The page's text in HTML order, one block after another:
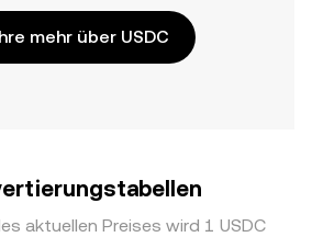
mehr über USDC
aktuellen Preises wird 1 USDC